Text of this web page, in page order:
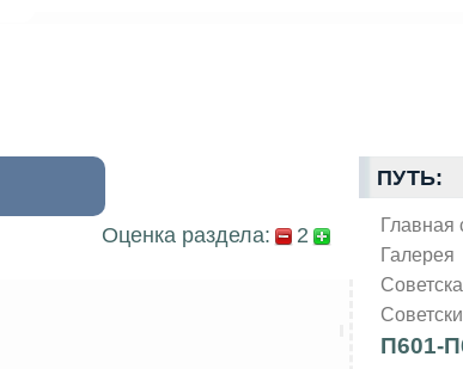
ПУТЬ:
Главная
Галерея
П601-
Оценка раздела: 2